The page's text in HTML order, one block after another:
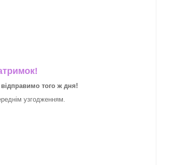
того ж дня!
узгодженням.